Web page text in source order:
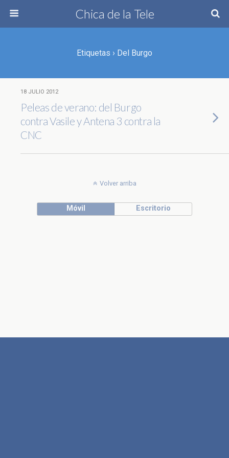
Chica de la Tele
Etiquetas › Del Burgo
18 JULIO 2012
Peleas de verano: del Burgo
contra Vasile y Antena 3 contra la
CNC
Volver arriba
Móvil Escritorio